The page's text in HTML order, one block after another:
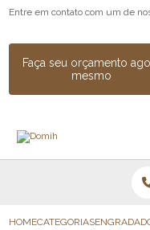
Entre em contato com um de
Faça seu orçamento
mesmo
HOMECATEGORIAS